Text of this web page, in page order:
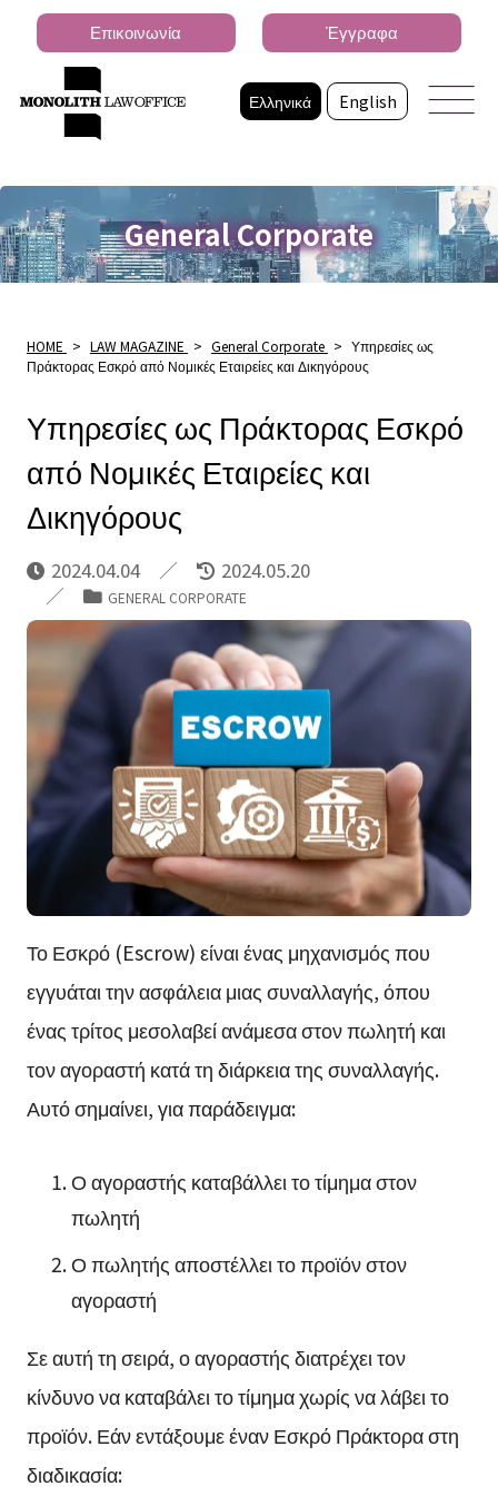
Ελληνικά English
Επικοινωνία Έγγραφα
General Corporate
HOME > LAW MAGAZINE > General Corporate > Υπηρεσίες ως
Πράκτορας Εσκρό από Νομικές Εταιρείες και Δικηγόρους
Υπηρεσίες ως Πράκτορας Εσκρό
από Νομικές Εταιρείες και
Δικηγόρους
2024.04.04 2024.05.20
GENERAL CORPORATE
Το Εσκρό (Escrow) είναι ένας μηχανισμός που
εγγυάται την ασφάλεια μιας συναλλαγής, όπου
ένας τρίτος μεσολαβεί ανάμεσα στον πωλητή και
τον αγοραστή κατά τη διάρκεια της συναλλαγής.
Αυτό σημαίνει, για παράδειγμα:
Ο αγοραστής καταβάλλει το τίμημα στον
πωλητή
Ο πωλητής αποστέλλει το προϊόν στον
αγοραστή
Σε αυτή τη σειρά, ο αγοραστής διατρέχει τον
κίνδυνο να καταβάλει το τίμημα χωρίς να λάβει το
προϊόν. Εάν εντάξουμε έναν Εσκρό Πράκτορα στη
διαδικασία: